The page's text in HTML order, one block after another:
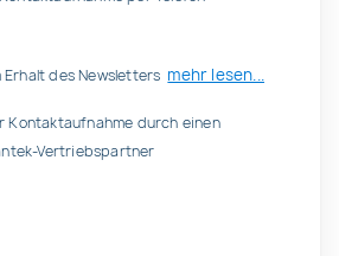
des Newsletters mehr lesen...
Kontaktaufnahme durch einen
Vertriebspartner